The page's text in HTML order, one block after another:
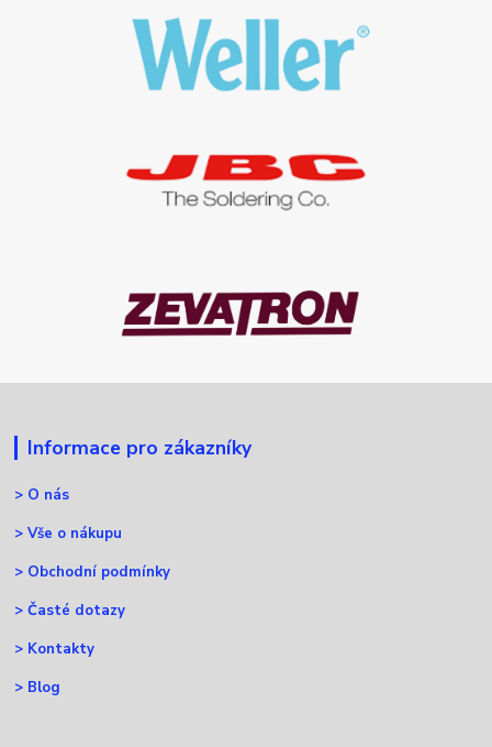
Informace pro zákazníky
> O nás
>Vše o nákupu
> Obchodní podmínky
>Časté dotazy
> Kontakty
> Blog